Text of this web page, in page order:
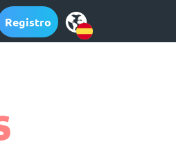
Registro